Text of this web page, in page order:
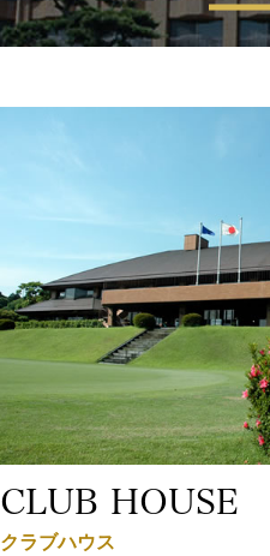
CLUB HOUSE
クラブハウス